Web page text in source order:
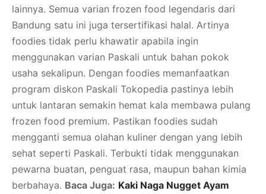
lainnya. Semua varian frozen food legendaris dari
Bandung satu ini juga tersertifikasi halal. Artinya
foodies tidak perlu khawatir apabila ingin
menggunakan varian Paskali untuk bahan pokok
usaha sekalipun. Dengan foodies memanfaatkan
program diskon Paskali Tokopedia pastinya lebih
untuk lantaran semakin hemat kala membawa pulang
frozen food premium. Pastikan foodies sudah
mengganti semua olahan kuliner dengan yang lebih
sehat seperti Paskali. Terbukti tidak menggunakan
pewarna buatan, penguat rasa, maupun bahan kimia
berbahaya. Baca Juga: Kaki Naga Nugget Ayam